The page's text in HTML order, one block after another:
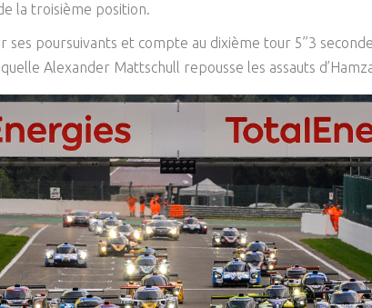
la troisième position.
ses poursuivants et compte au dixième tour 5’’3
Alexander Mattschull repousse les assauts